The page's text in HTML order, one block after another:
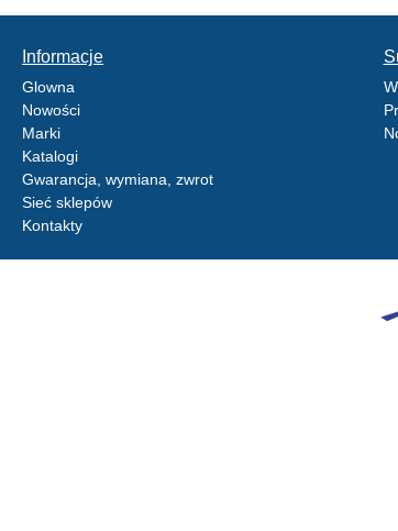
Informacje
Glowna
Nowości
Marki
Katalogi
Gwarancja, wymiana, zwrot
Sieć sklepów
Kontakty